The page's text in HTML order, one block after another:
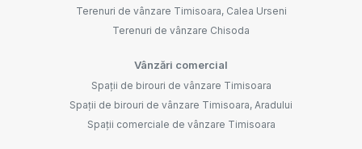
Terenuri de vânzare Timisoara, Calea Urseni
Terenuri de vânzare Chisoda
Vânzări comercial
Spații de birouri de vânzare Timisoara
Spații de birouri de vânzare Timisoara, Aradului
Spații comerciale de vânzare Timisoara